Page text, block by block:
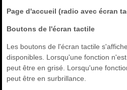
Page d'accueil (radio avec écran
Boutons de l'écran tactile
Les boutons de l'écran tactile
disponibles. Lorsqu'une fonction
peut être en grisé. Lorsqu'une
peut être en surbrillance.